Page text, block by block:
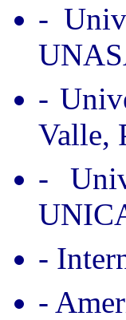
-
-
Valle,
-
-
-